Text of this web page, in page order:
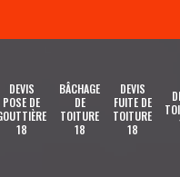
DEVIS
POSE DE
18
BÂCHAGE
DE
TOITURE
18
DEVIS
FUITE DE
TOITURE
18